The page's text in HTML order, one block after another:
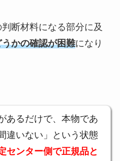
断材料になる部分に及
かの確認が困難になり
あるだけで、本物であ
違いない」という状態
センター側で正規品と